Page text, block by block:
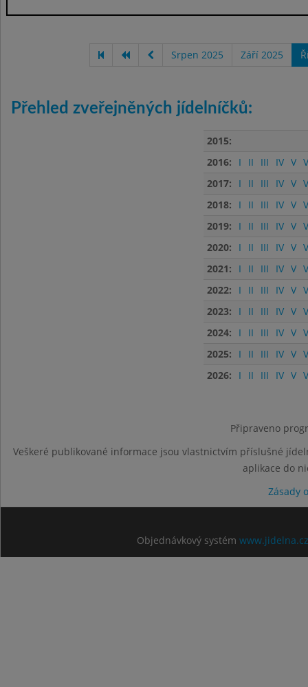
Srpen 2025 Září 2025
Přehled zveřejněných jídelníčků:
2015:
2016:
I II III IV V
2017:
I II III IV V
2018:
I II III IV V
2019:
I II III IV V
2020:
I II III IV V
2021:
I II III IV V
2022:
I II III IV V
2023:
I II III IV V
2024:
I II III IV V
2025:
I II III IV V
2026:
I II III IV V
Připraveno
Veškeré publikované informace jsou vlastnictvím příslušné
aplikace do
Zásady
Objednávkový systém www.jidelna.cz